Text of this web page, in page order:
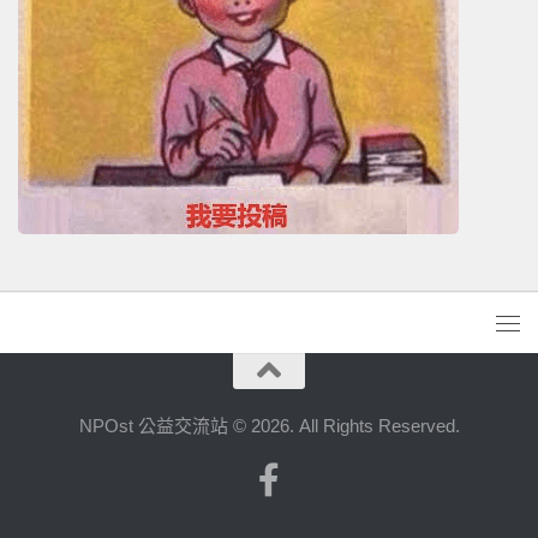
NPOst 公益交流站 © 2026. All Rights Reserved.